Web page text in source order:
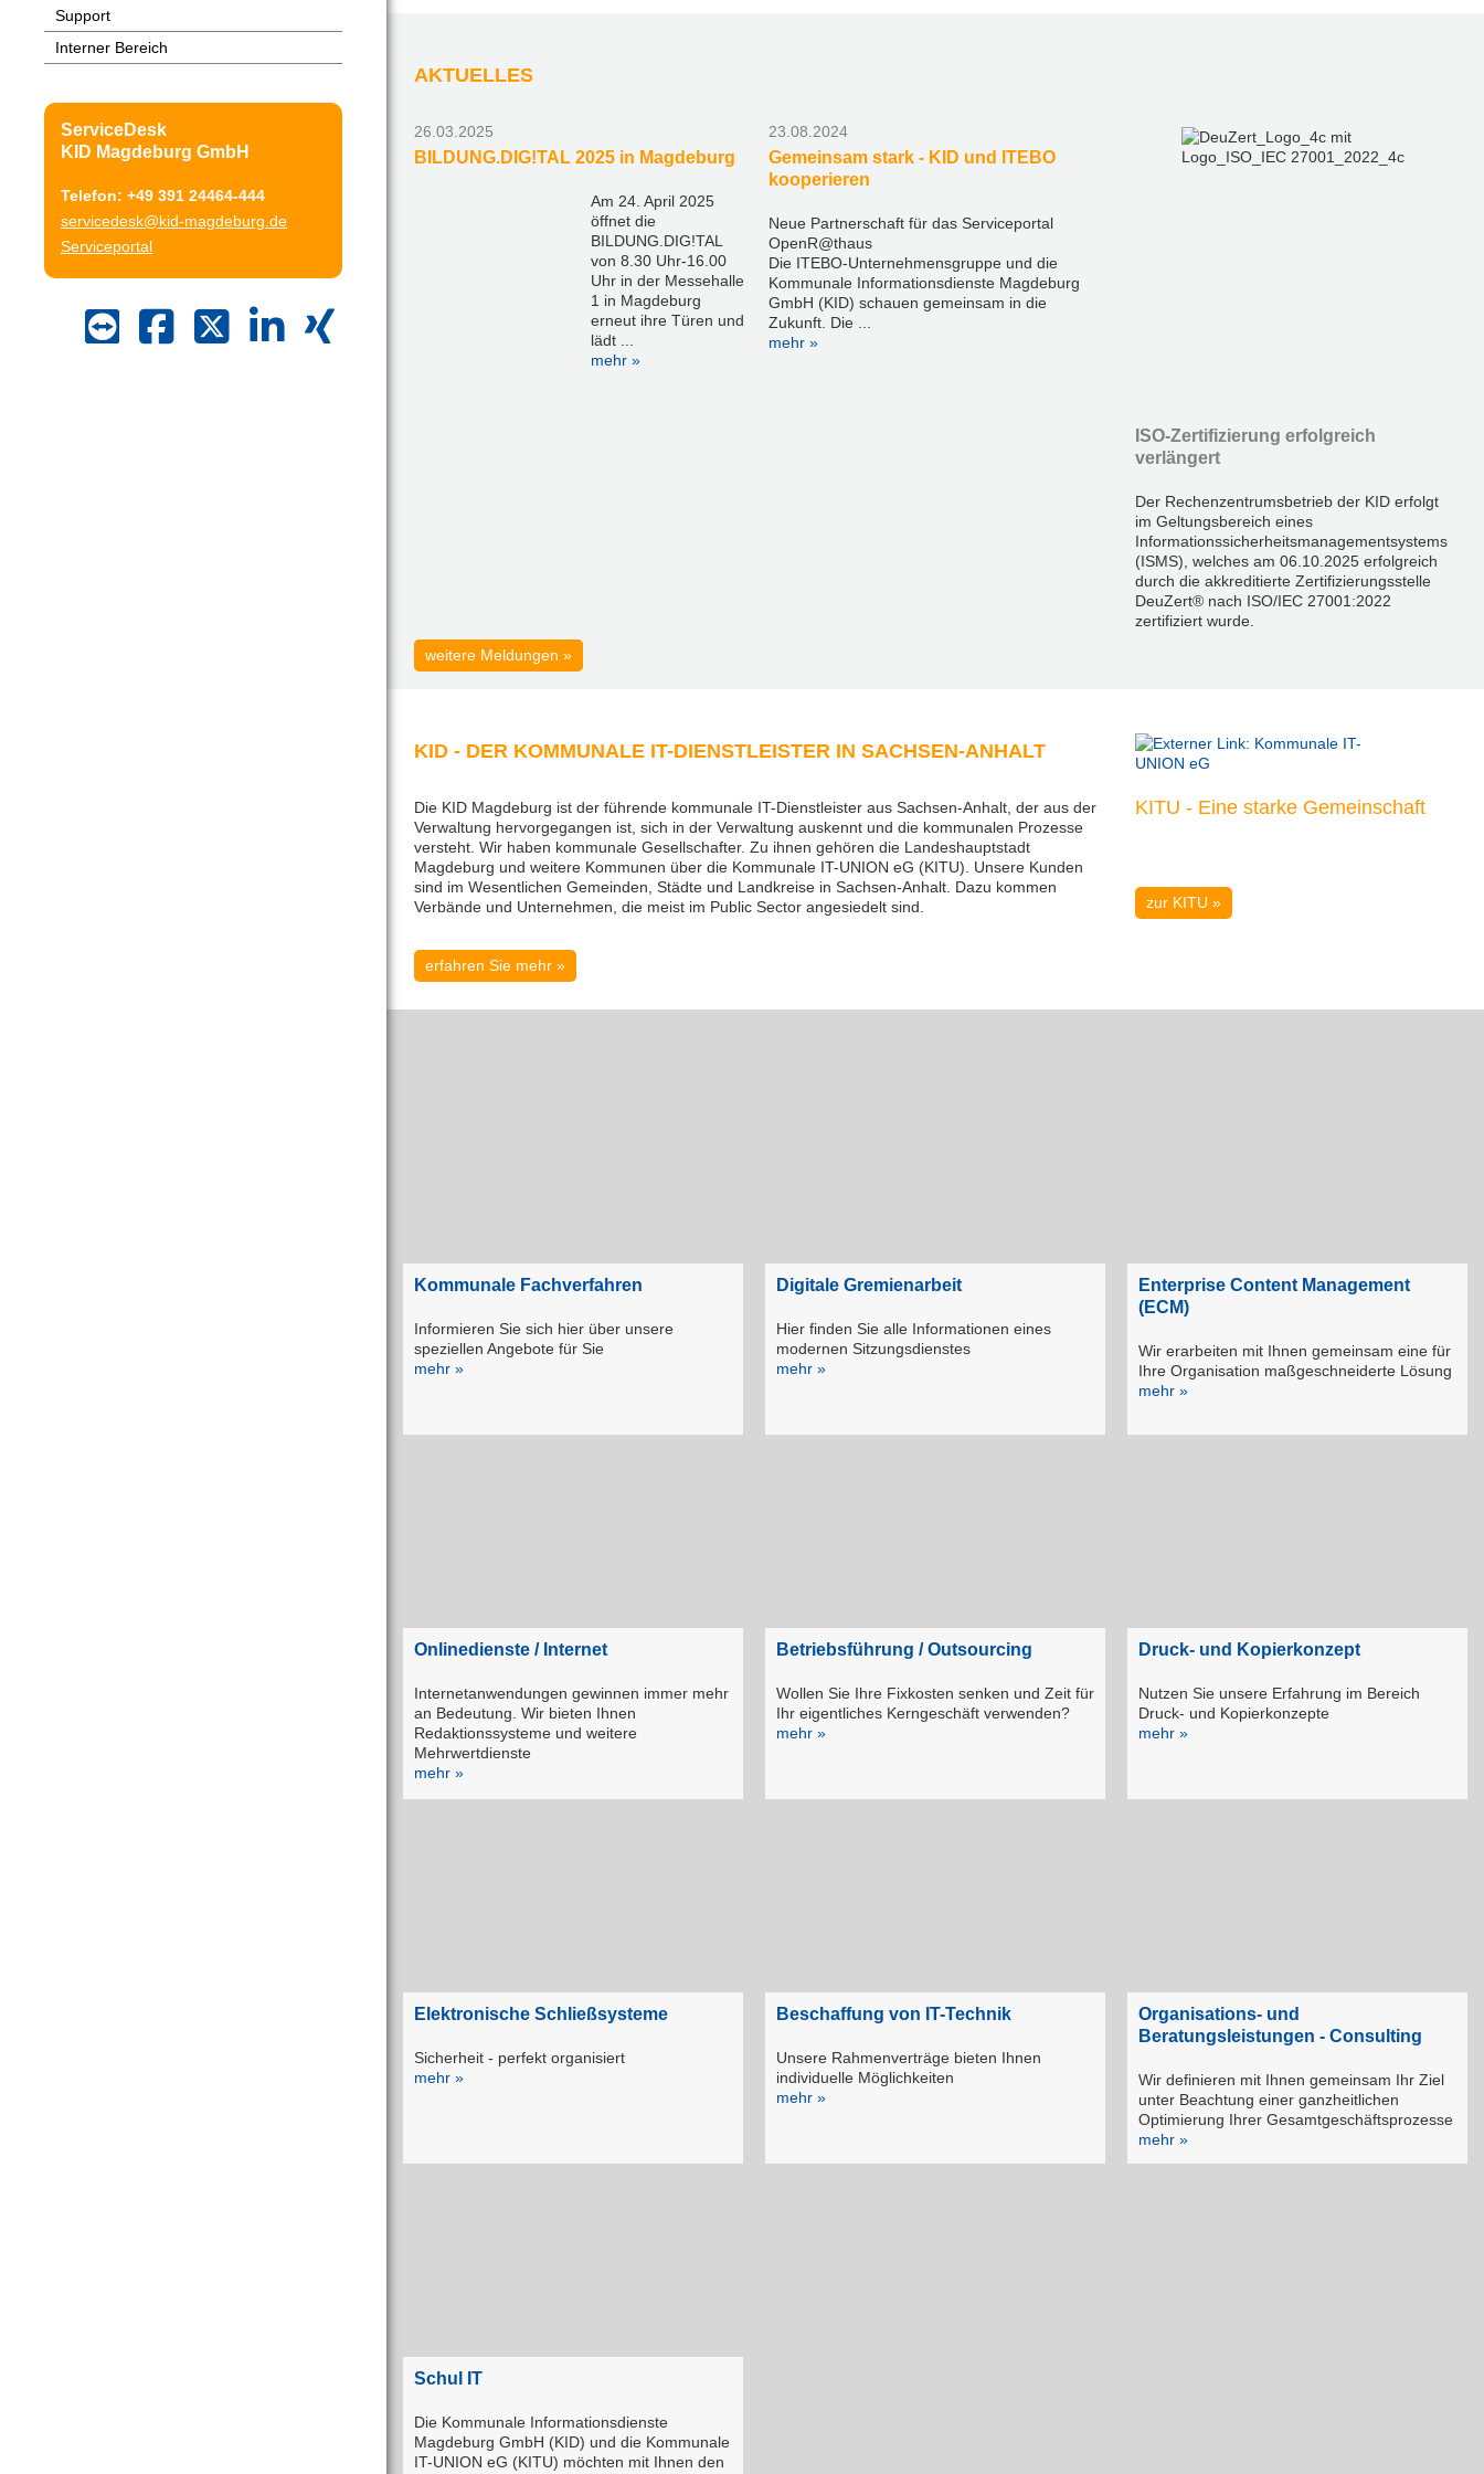
Support
Interner Bereich
ServiceDesk
KID Magdeburg GmbH
Telefon: +49 391 24464-444
servicedesk@kid-magdeburg.de
Serviceportal
AKTUELLES
26.03.2025
BILDUNG.DIG!TAL 2025 in Magdeburg
Am 24. April 2025
öffnet die
BILDUNG.DIG!TAL
von 8.30 Uhr-16.00
Uhr in der Messehalle
1 in Magdeburg
erneut ihre Türen und
lädt ...
mehr »
23.08.2024
Gemeinsam stark - KID und ITEBO
kooperieren
Neue Partnerschaft für das Serviceportal
OpenR@thaus
Die ITEBO-Unternehmensgruppe und die
Kommunale Informationsdienste Magdeburg
GmbH (KID) schauen gemeinsam in die
Zukunft. Die ...
mehr »
weitere Meldungen »
ISO-Zertifizierung erfolgreich
verlängert
Der Rechenzentrumsbetrieb der KID erfolgt
im Geltungsbereich eines
Informationssicherheitsmanagementsystems
(ISMS), welches am 06.10.2025 erfolgreich
durch die akkreditierte Zertifizierungsstelle
DeuZert® nach ISO/IEC 27001:2022
zertifiziert wurde.
weitere Meldungen »
KID - DER KOMMUNALE IT-DIENSTLEISTER IN SACHSEN-ANHALT
Die KID Magdeburg ist der führende kommunale IT-Dienstleister aus Sachsen-Anhalt, der aus der
Verwaltung hervorgegangen ist, sich in der Verwaltung auskennt und die kommunalen Prozesse
versteht. Wir haben kommunale Gesellschafter. Zu ihnen gehören die Landeshauptstadt
Magdeburg und weitere Kommunen über die Kommunale IT-UNION eG (KITU). Unsere Kunden
sind im Wesentlichen Gemeinden, Städte und Landkreise in Sachsen-Anhalt. Dazu kommen
Verbände und Unternehmen, die meist im Public Sector angesiedelt sind.
erfahren Sie mehr »
KITU - Eine starke Gemeinschaft
zur KITU »
Kommunale Fachverfahren
Informieren Sie sich hier über unsere
speziellen Angebote für Sie
mehr »
Digitale Gremienarbeit
Hier finden Sie alle Informationen eines
modernen Sitzungsdienstes
mehr »
Enterprise Content Management
(ECM)
Wir erarbeiten mit Ihnen gemeinsam eine für
Ihre Organisation maßgeschneiderte Lösung
mehr »
Onlinedienste / Internet
Internetanwendungen gewinnen immer mehr
an Bedeutung. Wir bieten Ihnen
Redaktionssysteme und weitere
Mehrwertdienste
mehr »
Betriebsführung / Outsourcing
Wollen Sie Ihre Fixkosten senken und Zeit für
Ihr eigentliches Kerngeschäft verwenden?
mehr »
Druck- und Kopierkonzept
Nutzen Sie unsere Erfahrung im Bereich
Druck- und Kopierkonzepte
mehr »
Elektronische Schließsysteme
Sicherheit - perfekt organisiert
mehr »
Beschaffung von IT-Technik
Unsere Rahmenverträge bieten Ihnen
individuelle Möglichkeiten
mehr »
Organisations- und
Beratungsleistungen - Consulting
Wir definieren mit Ihnen gemeinsam Ihr Ziel
unter Beachtung einer ganzheitlichen
Optimierung Ihrer Gesamtgeschäftsprozesse
mehr »
Schul IT
Die Kommunale Informationsdienste
Magdeburg GmbH (KID) und die Kommunale
IT-UNION eG (KITU) möchten mit Ihnen den